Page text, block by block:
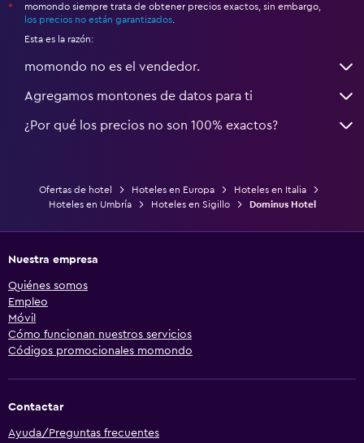
*
momondo siempre trata de obtener precios exactos, sin embargo,
los precios no están garantizados
Esta es la razón:
momondo no es el vendedor.
Agregamos montones de datos para ti
¿Por qué los precios no son 100% exactos?
Ofertas de hotel Hoteles en Europa
Hoteles en Italia
Hoteles en Umbría
Hoteles en Sigillo Dominus Hotel
Nuestra empresa
Quiénes somos
Empleo
Móvil
Cómo funcionan nuestros servicios
Códigos promocionales momondo
Contactar
Ayuda/Preguntas frecuentes